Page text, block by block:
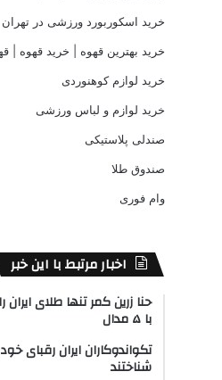
خرید اسکوربورد ورزشی در تهران
خرید بهترین قهوه | خرید قهوه |
خرید لوازم کوهنوردی
خرید لوازم و لباس ورزشی
صندلی پلاستیکی
صندوق طلا
وام فوری
اخبار مرتبط با این خبر
حنا زرین کمر تنها طلای
با ۵ مدال
تکواندوکاران ایران رقبای
شناختند